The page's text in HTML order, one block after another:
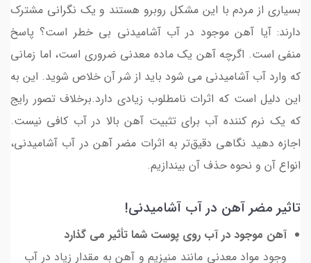
بسیاری از مردم با این مشکل روبرو هستند و یک نگرانی مشترک
دارند: آیا آهن موجود در آب آشامیدنی بی خطر است؟ پاسخ
منفی است. اگرچه آهن یک ماده معدنی ضروری است، اما زمانی
که وارد آب آشامیدنی می شود باید از شر آن خلاص شوید. این به
این دلیل است که اثرات نامطلوب زیادی دارد.برخلاف تصور رایج
که یک نرم کننده آب برای تثبیت آهن بالا در آب کافی نیست.
اجازه دهید نگاهی دقیق‌تر به اثرات مضر آهن در آب آشامیدنی،
انواع آن و نحوه حذف آن بیندازیم.
تاثیر مضر آهن در آب آشامیدنی!
آهن موجود در آب روی پوست شما تأثیر می گذارد
وجود مواد معدنی مانند منیزیم و آهن به مقدار زیاد در آب